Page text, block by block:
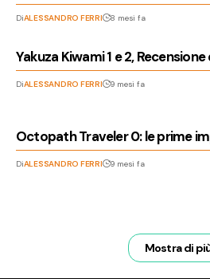
DiALESSANDRO FERRI 8 mesi fa
Yakuza Kiwami 1 e 2,
DiALESSANDRO FERRI 9 mesi fa
Octopath Traveler 0: le prime
DiALESSANDRO FERRI 9 mesi fa
Mostra di